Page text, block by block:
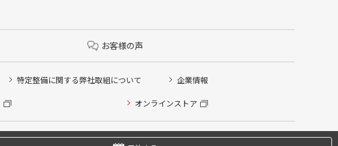
お客様の声
特定整備に関する弊社取組について 企業情報
オンラインストア